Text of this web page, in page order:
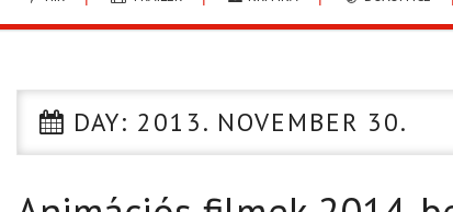
DAY: 2013. NOVEMBER 30.